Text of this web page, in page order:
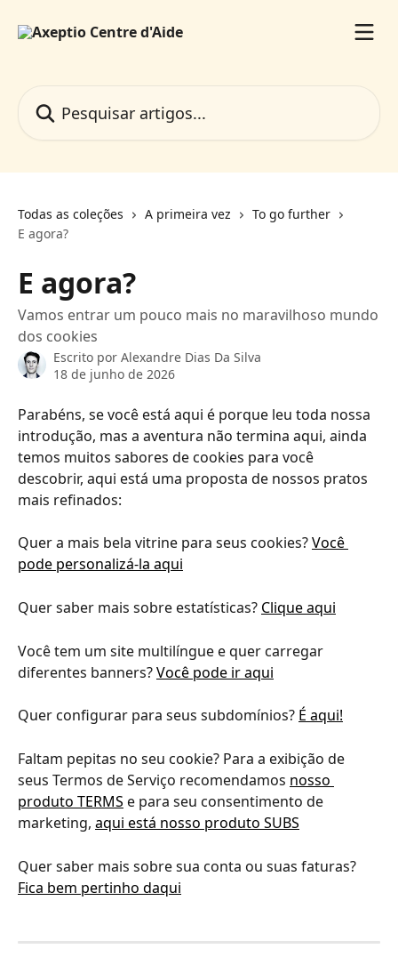
Todas as coleções A primeira vez
To go further
E agora?
E agora?
Vamos entrar um pouco mais no maravilhoso mundo
dos cookies
Escrito por Alexandre Dias Da Silva
18 de junho de 2026
Parabéns, se você está aqui é porque leu toda nossa
introdução, mas a aventura não termina aqui, ainda
temos muitos sabores de cookies para você
descobrir, aqui está uma proposta de nossos pratos
mais refinados:
Quer a mais bela vitrine para seus cookies? Você
pode personalizá-la aqui
Quer saber mais sobre estatísticas? Clique aqui
Você tem um site multilíngue e quer carregar
diferentes banners? Você pode ir aqui
Quer configurar para seus subdomínios? É aqui!
Faltam pepitas no seu cookie? Para a exibição de
seus Termos de Serviço recomendamos nosso
produto TERMS e para seu consentimento de
marketing, aqui está nosso produto SUBS
Quer saber mais sobre sua conta ou suas faturas?
Fica bem pertinho daqui